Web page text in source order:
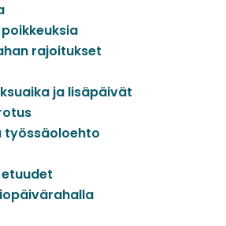
rajoitukset
ja lisäpäivät
työssäoloehto